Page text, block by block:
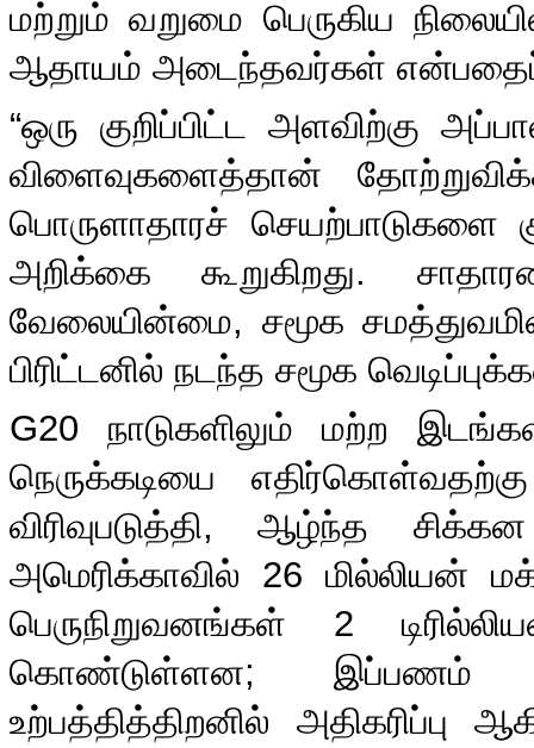
மற்றும் வறுமை பெருகிய
ஆதாயம் அடைந்தவர்கள் என்பதைப்
“ஒரு குறிப்பிட்ட அளவிற்கு
விளைவுகளைத்தான்
பொருளாதாரச் செயற்பாடுகளை
அறிக்கை கூறுகிறது.
வேலையின்மை, சமூக
பிரிட்டனில் நடந்த சமூக
G20 நாடுகளிலும் மற்ற
நெருக்கடியை
விரிவுபடுத்தி,ஆழ்ந்த சிக்கன
அமெரிக்காவில் 26 மில்லியன்
பெருநிறுவனங்கள் 2
கொண்டுள்ளன; இப்பணம்
உற்பத்தித்திறனில் அதிகரிப்பு